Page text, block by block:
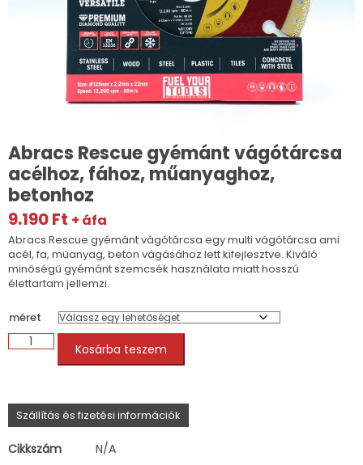
Abracs Rescue gyémánt vágótárcsa
acélhoz, fához, műanyaghoz,
betonhoz
9.190Ft + áfa
Abracs Rescue gyémánt vágótárcsa egy multi vágótárcsa ami
acél, fa, műanyag, beton vágásához lett kifejlesztve. Kiváló
minőségű gyémánt szemcsék használata miatt hosszú
élettartam jellemzi.
méret
Abracs
Rescue
gyémánt
fához,
műanyaghoz,
betonhoz
mennyiség
Kosárba teszem
Szállítás és fizetési információk
Cikkszám
N/A